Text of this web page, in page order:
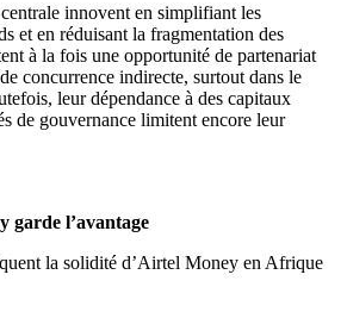
innovent en simplifiant les
et en réduisant la fragmentation des
à la fois une opportunité de partenariat
concurrence indirecte, surtout dans le
leur dépendance à des capitaux
de gouvernance limitent encore leur
garde l’avantage
la solidité d’Airtel Money en Afrique